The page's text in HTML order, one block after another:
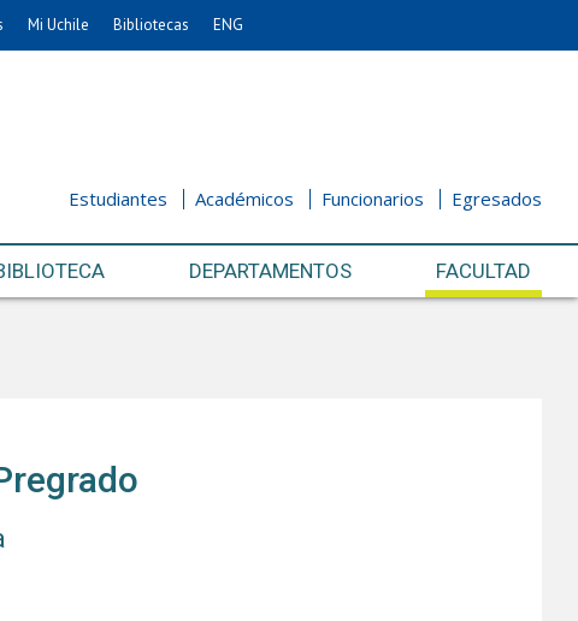
Mi Uchile Bibliotecas ENG
Estudiantes Académicos Funcionarios Egresados
DEPARTAMENTOS FACULTAD